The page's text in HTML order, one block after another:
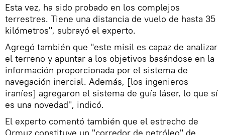
Esta vez, ha sido probado en los complejos
terrestres. Tiene una distancia de vuelo de hasta 35
kilómetros", subrayó el experto.
Agregó también que "este misil es capaz de analizar
el terreno y apuntar a los objetivos basándose en la
información proporcionada por el sistema de
navegación inercial. Además, [los ingenieros
iraníes] agregaron el sistema de guía láser, lo que sí
es una novedad", indicó.
El experto comentó también que el estrecho de
Ormuz constituye un "corredor de petróleo" de